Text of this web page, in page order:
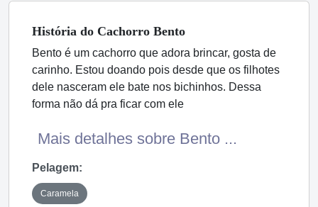
História do Cachorro Bento
Bento é um cachorro que adora brincar, gosta de
carinho. Estou doando pois desde que os filhotes
dele nasceram ele bate nos bichinhos. Dessa
forma não dá pra ficar com ele
Mais detalhes sobre Bento ...
Pelagem:
Caramela